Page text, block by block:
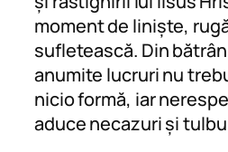
moment de liniște,
sufletească. Din
anumite lucruri nu
nicio formă, iar
aduce necazuri și